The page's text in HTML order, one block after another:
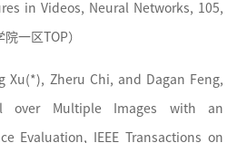
in Videos, Neural Networks, 105,
院一区TOP）
Xu(*), Zheru Chi, and Dagan Feng,
over Multiple Images with an
Evaluation, IEEE Transactions on